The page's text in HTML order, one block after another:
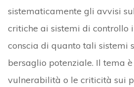
sistematicamente gli avvisi
critiche ai sistemi di controllo
conscia di quanto tali sistemi
bersaglio potenziale. Il tema
vulnerabilità o le criticità sui